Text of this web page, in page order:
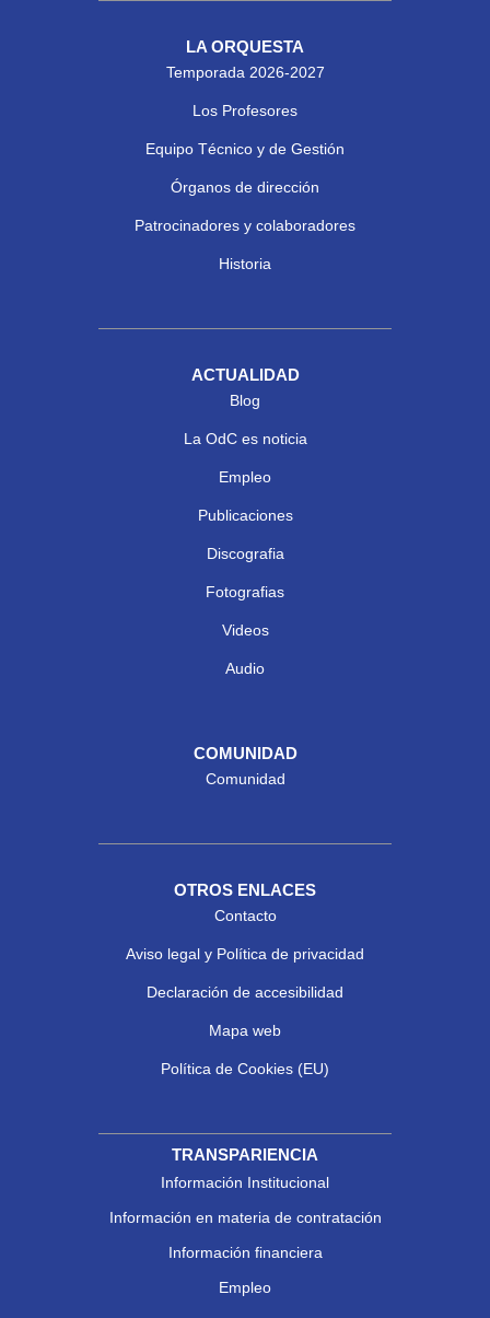
LA ORQUESTA
Temporada 2026-2027
Los Profesores
Equipo Técnico y de Gestión
Órganos de dirección
Patrocinadores y colaboradores
Historia
ACTUALIDAD
Blog
La OdC es noticia
Empleo
Publicaciones
Discografia
Fotografias
Videos
Audio
COMUNIDAD
Comunidad
OTROS ENLACES
Contacto
Aviso legal y Política de privacidad
Declaración de accesibilidad
Mapa web
Política de Cookies (EU)
TRANSPARIENCIA
Información Institucional
Información en materia de contratación
Información financiera
Empleo